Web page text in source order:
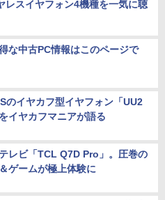
レスイヤフォン4機種を一気に聴
な中古PC情報はこのページで
のイヤカフ型イヤフォン「UU2
イヤカフマニアが語る
レビ「TCL Q7D Pro」。圧巻の
ゲームが極上体験に